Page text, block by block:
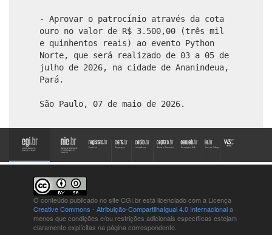
- Aprovar o patrocínio através da cota
ouro no valor de R$ 3.500,00 (três mil
e quinhentos reais) ao evento Python
Norte, que será realizado de 03 a 05 de
julho de 2026, na cidade de Ananindeua,
Pará.
São Paulo, 07 de maio de 2026.
O conteúdo publicado no site CGI.br está licenciado com a Licença
Creative Commons - Atribuição-CompartilhaIgual 4.0 Internacionala
menos que condições e/ou restrições adicionais específicas estejam
claramente explícitas na página correspondente.